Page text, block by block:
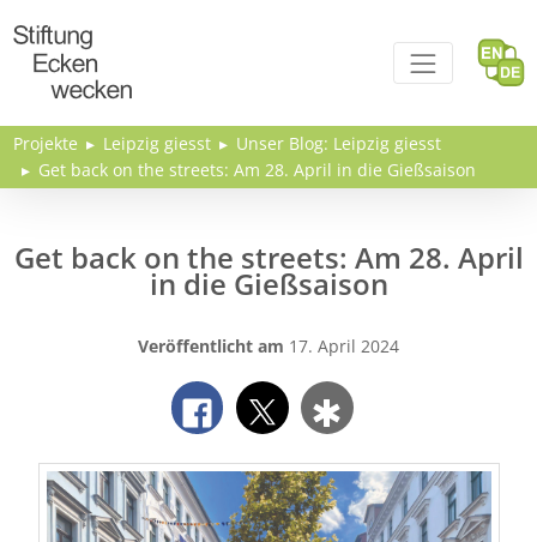
Projekte Leipzig giesst
Unser Blog: Leipzig giesst
Get back on the streets: Am 28. April in die Gießsaison
Get back on the streets: Am 28. April
in die Gießsaison
Veröffentlicht am 17. April 2024